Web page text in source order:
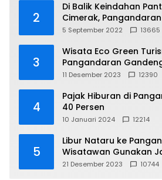
2
Di Balik Keindahan
Cimerak, Pangandaran
5 September 2022 13665
3
Wisata Eco Green
Pangandaran Gandeng
11 Desember 2023 12390
4
Pajak Hiburan di
40 Persen
10 Januari 2024 12214
5
Libur Nataru ke
Wisatawan Gunakan
21 Desember 2023 10744